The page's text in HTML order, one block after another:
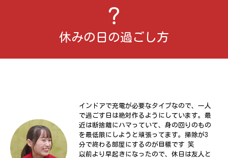
休みの日の過ごし方
インドアで充電が必要なタイプなので、一人
で過ごす日は絶対作るようにしています。最
近は断捨離にハマっていて、身の回りのもの
を最低限にしようと頑張ってます。掃除が3
分で終わる部屋にするのが目標です 笑
以前より早起きになったので、休日は友人と